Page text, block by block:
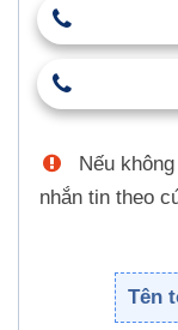
Nếu
nhắn tin theo
Tên